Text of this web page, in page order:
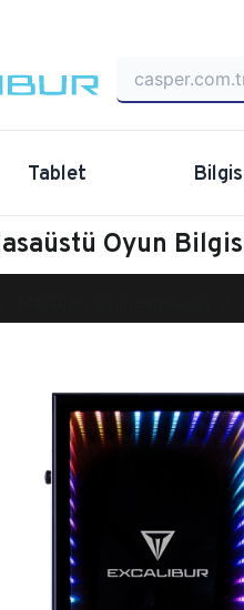
Tablet
Oyun